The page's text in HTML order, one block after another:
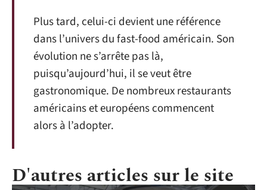
Plus tard, celui-ci devient une référence
dans l’univers du fast-food américain. Son
évolution ne s’arrête pas là,
puisqu’aujourd’hui, il se veut être
gastronomique. De nombreux restaurants
américains et européens commencent
alors à l’adopter.
D'autres articles sur le site